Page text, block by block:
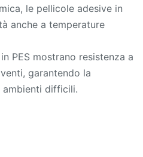
le pellicole adesive in
anche a temperature
PES mostrano resistenza a
garantendo la
ambienti difficili.